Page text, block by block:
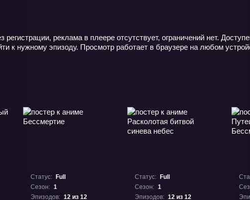
реклама в плеере отсутствует, ограничений нет.
к нужному эпизоду. Просмотр работает в браузере на любом
Статус: Full
Сезон: 1
Эпизодов: 12 из 12
Статус: Full
Сезон: 1
Эпизодов: 12 из 12